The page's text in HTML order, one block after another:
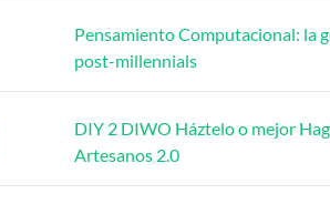
Pensamiento Computacional: la
post-millennials
DIY 2 DIWO Háztelo o mejor
Artesanos 2.0